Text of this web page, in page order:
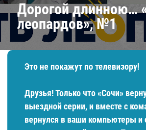
Дорогой длинною…
леопардов», №1
Это не покажут по телевизору!
Друзья! Только что «Сочи»
выездной серии, и вместе с
вернулся в ваши компьютеры и